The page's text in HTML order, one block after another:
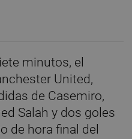
minutos, el
United,
de Casemiro,
Salah y dos goles
de hora final del